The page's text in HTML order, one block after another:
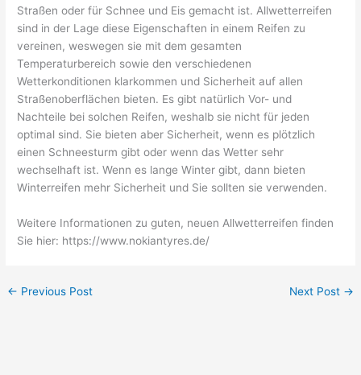
Straßen oder für Schnee und Eis gemacht ist. Allwetterreifen
sind in der Lage diese Eigenschaften in einem Reifen zu
vereinen, weswegen sie mit dem gesamten
Temperaturbereich sowie den verschiedenen
Wetterkonditionen klarkommen und Sicherheit auf allen
Straßenoberflächen bieten. Es gibt natürlich Vor- und
Nachteile bei solchen Reifen, weshalb sie nicht für jeden
optimal sind. Sie bieten aber Sicherheit, wenn es plötzlich
einen Schneesturm gibt oder wenn das Wetter sehr
wechselhaft ist. Wenn es lange Winter gibt, dann bieten
Winterreifen mehr Sicherheit und Sie sollten sie verwenden.
Weitere Informationen zu guten, neuen Allwetterreifen finden
Sie hier: https://www.nokiantyres.de/
← Previous Post Next Post →